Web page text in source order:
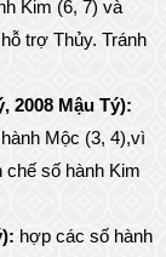
Kim (6, 7) và
trợ Thủy. Tránh
2008 Mậu Tý):
Mộc (3, 4),vì
số hành Kim
hợp các số hành